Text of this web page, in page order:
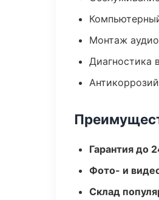
Монтаж
Диагностика
Гарантия до
Фото- и
Склад